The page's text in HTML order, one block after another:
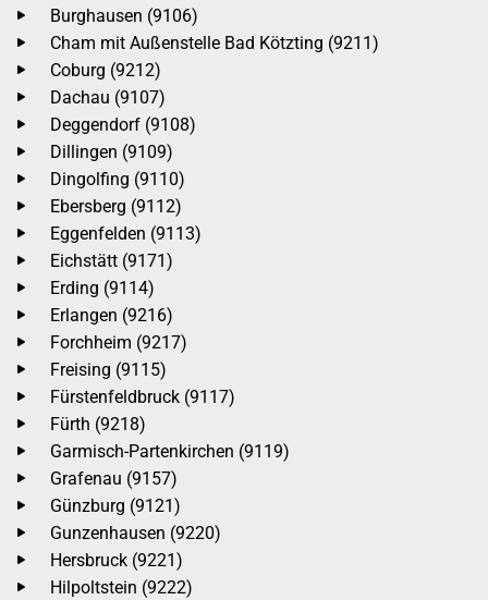
Burghausen (9106)
Cham mit Außenstelle Bad Kötzting (9211)
Coburg (9212)
Dachau (9107)
Deggendorf (9108)
Dillingen (9109)
Dingolfing (9110)
Ebersberg (9112)
Eggenfelden (9113)
Eichstätt (9171)
Erding (9114)
Erlangen (9216)
Forchheim (9217)
Freising (9115)
Fürstenfeldbruck (9117)
Fürth (9218)
Garmisch-Partenkirchen (9119)
Grafenau (9157)
Günzburg (9121)
Gunzenhausen (9220)
Hersbruck (9221)
Hilpoltstein (9222)